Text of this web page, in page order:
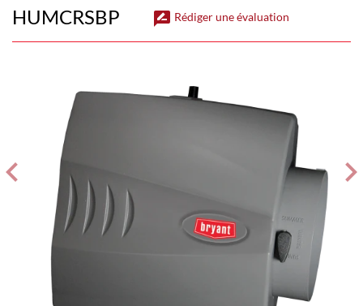
HUMCRSBP rate_review Rédiger une évaluation